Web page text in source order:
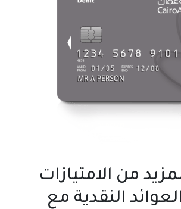
من الامتيازات
النقدية مع